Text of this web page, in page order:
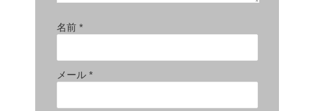
名前 *
メール *